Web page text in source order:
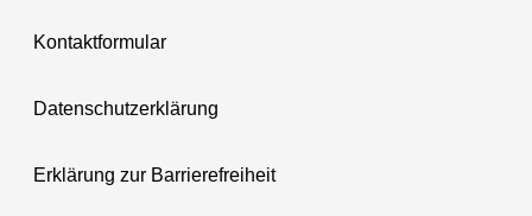
Kontaktformular
Datenschutzerklärung
Erklärung zur Barrierefreiheit